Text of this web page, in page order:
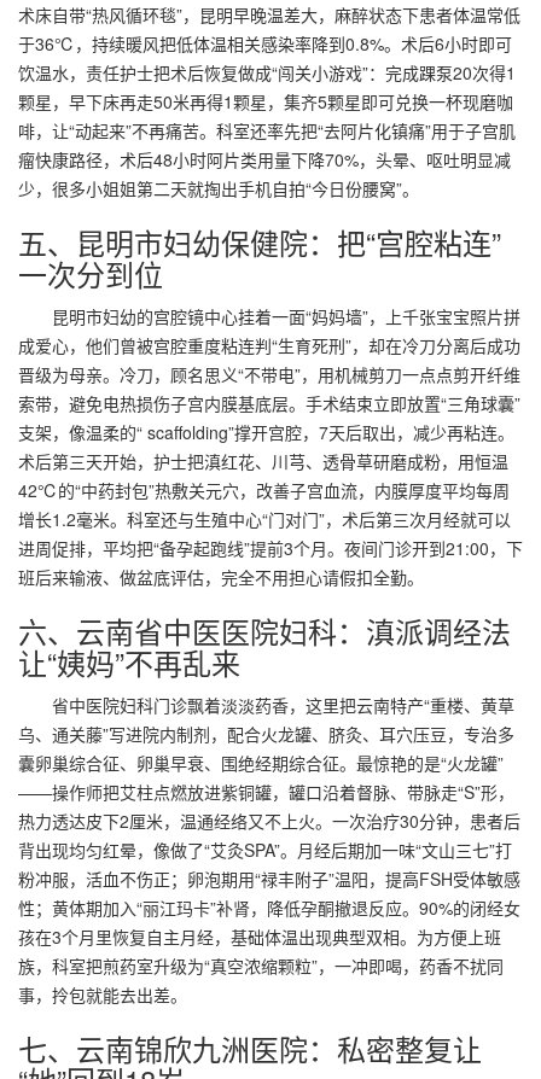
术床自带“热风循环毯”，昆明早晚温差大，麻醉状态下患者体温常低
于36℃，持续暖风把低体温相关感染率降到0.8%。术后6小时即可
饮温水，责任护士把术后恢复做成“闯关小游戏”：完成踝泵20次得1
颗星，早下床再走50米再得1颗星，集齐5颗星即可兑换一杯现磨咖
啡，让“动起来”不再痛苦。科室还率先把“去阿片化镇痛”用于子宫肌
瘤快康路径，术后48小时阿片类用量下降70%，头晕、呕吐明显减
少，很多小姐姐第二天就掏出手机自拍“今日份腰窝”。
五、昆明市妇幼保健院：把“宫腔粘连”
一次分到位
昆明市妇幼的宫腔镜中心挂着一面“妈妈墙”，上千张宝宝照片拼
成爱心，他们曾被宫腔重度粘连判“生育死刑”，却在冷刀分离后成功
晋级为母亲。冷刀，顾名思义“不带电”，用机械剪刀一点点剪开纤维
索带，避免电热损伤子宫内膜基底层。手术结束立即放置“三角球囊”
支架，像温柔的“ scaffolding”撑开宫腔，7天后取出，减少再粘连。
术后第三天开始，护士把滇红花、川芎、透骨草研磨成粉，用恒温
42℃的“中药封包”热敷关元穴，改善子宫血流，内膜厚度平均每周
增长1.2毫米。科室还与生殖中心“门对门”，术后第三次月经就可以
进周促排，平均把“备孕起跑线”提前3个月。夜间门诊开到21:00，下
班后来输液、做盆底评估，完全不用担心请假扣全勤。
六、云南省中医医院妇科：滇派调经法
让“姨妈”不再乱来
省中医院妇科门诊飘着淡淡药香，这里把云南特产“重楼、黄草
乌、通关藤”写进院内制剂，配合火龙罐、脐灸、耳穴压豆，专治多
囊卵巢综合征、卵巢早衰、围绝经期综合征。最惊艳的是“火龙罐”
——操作师把艾柱点燃放进紫铜罐，罐口沿着督脉、带脉走“S”形，
热力透达皮下2厘米，温通经络又不上火。一次治疗30分钟，患者后
背出现均匀红晕，像做了“艾灸SPA”。月经后期加一味“文山三七”打
粉冲服，活血不伤正；卵泡期用“禄丰附子”温阳，提高FSH受体敏感
性；黄体期加入“丽江玛卡”补肾，降低孕酮撤退反应。90%的闭经女
孩在3个月里恢复自主月经，基础体温出现典型双相。为方便上班
族，科室把煎药室升级为“真空浓缩颗粒”，一冲即喝，药香不扰同
事，拎包就能去出差。
七、云南锦欣九洲医院：私密整复让